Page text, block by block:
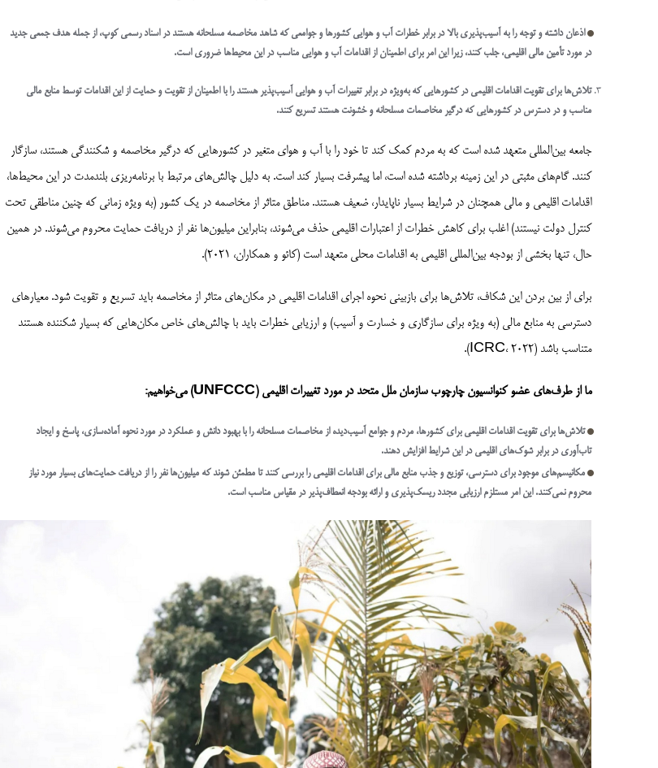
اذعان داشته و توجه را به آسیب‌پذیری بالا در برابر خطرات آب و هوایی کشورها و جوامعی که شاهد مخاصمه مسلحانه هستند در اسناد رسمی کوپ، از جمله هدف جمعی جدید
در مورد تأمین مالی اقلیمی، جلب کنند، زیرا این امر برای اطمینان از اقدامات آب و هوایی مناسب در این محیط‌ها ضروری است.
تلاش‌ها برای تقویت اقدامات اقلیمی در کشورهایی که به‌ویژه در برابر تغییرات آب و هوایی آسیب‌پذیر هستند را با اطمینان از تقویت و حمایت از این اقدامات توسط منابع مالی
مناسب و در دسترس در کشورهایی که درگیر مخاصمات مسلحانه و خشونت هستند تسریع کنند.
جامعه بین‌المللی متعهد شده است که به مردم کمک کند تا خود را با آب و هوای متغیر در کشورهایی که درگیر مخاصمه و شکنندگی هستند، سازگار
کنند. گام‌های مثبتی در این زمینه برداشته شده است، اما پیشرفت بسیار کند است. به دلیل چالش‌های مرتبط با برنامه‌ریزی بلندمدت در این محیط‌ها،
اقدامات اقلیمی و مالی همچنان در شرایط بسیار ناپایدار، ضعیف هستند. مناطق متاثر از مخاصمه در یک کشور (به ویژه زمانی که چنین مناطقی تحت
کنترل دولت نیستند) اغلب برای کاهش خطرات از اعتبارات اقلیمی حذف می‌شوند، بنابراین میلیون‌ها نفر از دریافت حمایت محروم می‌شوند. در همین
حال، تنها بخشی از بودجه بین‌المللی اقلیمی به اقدامات محلی متعهد است (کائو و همکاران، 2021).
برای از بین بردن این شکاف، تلاش‌ها برای بازبینی نحوه اجرای اقدامات اقلیمی در مکان‌های متاثر از مخاصمه باید تسریع و تقویت شود. معیارهای
دسترسی به منابع مالی (به ویژه برای سازگاری و خسارت و آسیب) و ارزیابی خطرات باید با چالش‌های خاص مکان‌هایی که بسیار شکننده هستند
متناسب باشد (ICRC، 2022).
ما از طرف‌های عضو کنوانسیون چارچوب سازمان ملل متحد در مورد تغییرات اقلیمی (UNFCCC) می‌خواهیم:
تلاش‌ها برای تقویت اقدامات اقلیمی برای کشورها، مردم و جوامع آسیب‌دیده از مخاصمات مسلحانه را با بهبود دانش و عملکرد در مورد نحوه آماده‌سازی، پاسخ و ایجاد
تاب‌آوری در برابر شوک‌های اقلیمی در این شرایط افزایش دهند.
مکانیسم‌های موجود برای دسترسی، توزیع و جذب منابع مالی برای اقدامات اقلیمی را بررسی کنند تا مطمئن شوند که میلیون‌ها نفر را از دریافت حمایت‌های بسیار مورد نیاز
محروم نمی‌کنند. این امر مستلزم ارزیابی مجدد ریسک‌پذیری و ارائه بودجه انعطاف‌پذیر در مقیاس مناسب است.